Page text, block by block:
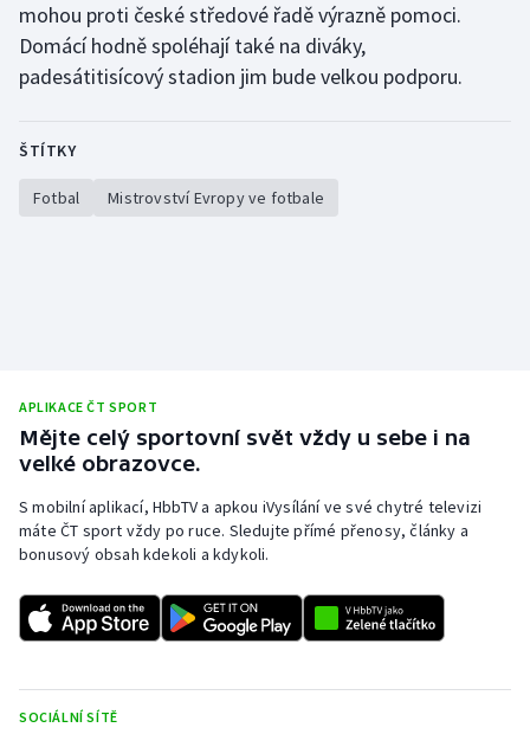
mohou proti české středové řadě výrazně pomoci.
Domácí hodně spoléhají také na diváky,
padesátitisícový stadion jim bude velkou podporu.
ŠTÍTKY
Fotbal Mistrovství Evropy ve fotbale
APLIKACE ČT SPORT
Mějte celý sportovní svět vždy u sebe i na
velké obrazovce.
S mobilní aplikací, HbbTV a apkou iVysílání ve své chytré televizi
máte ČT sport vždy po ruce. Sledujte přímé přenosy, články a
bonusový obsah kdekoli a kdykoli.
SOCIÁLNÍ SÍTĚ